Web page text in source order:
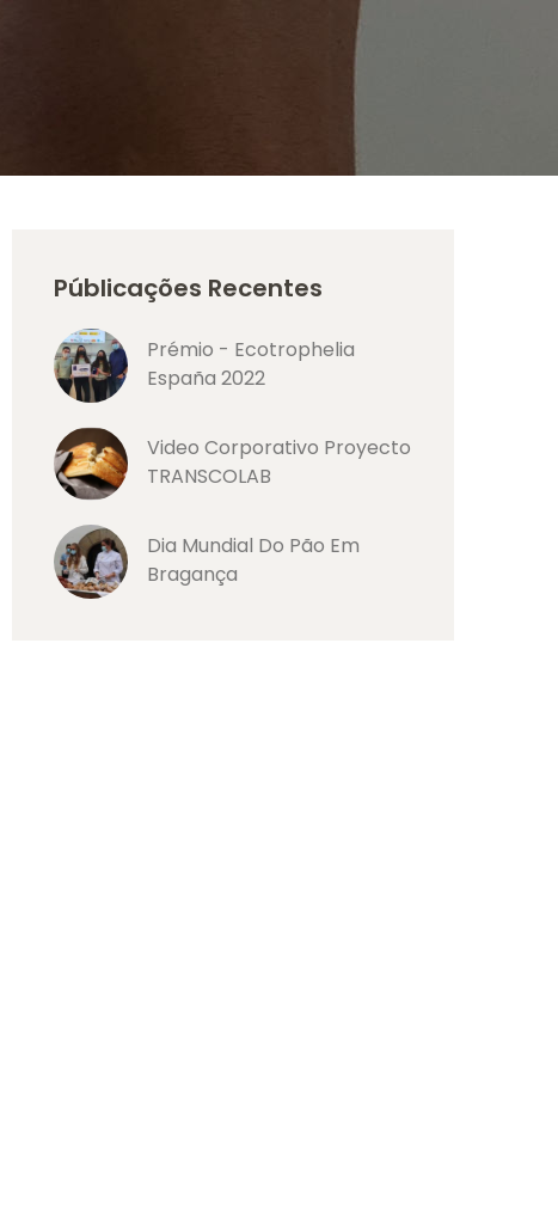
Públicações Recentes
Prémio - Ecotrophelia
España 2022
Video Corporativo Proyecto
TRANSCOLAB
Dia Mundial Do Pão Em
Bragança